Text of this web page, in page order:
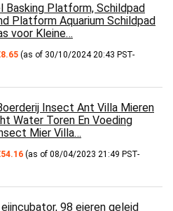
Basking Platform, Schildpad
Platform Aquarium Schildpad
voor Kleine…
8.65 (as of 30/10/2024 20:43 PST-
Insect Ant Villa Mieren
Water Toren En Voeding
Mier Villa…
54.16 (as of 08/04/2023 21:49 PST-
98 eieren geleid